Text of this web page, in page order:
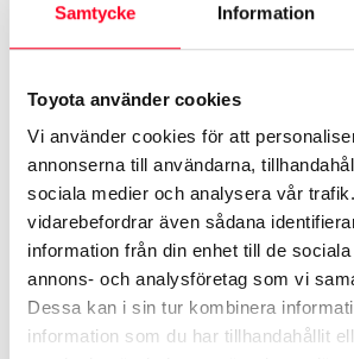
Samtycke Information
Toyota använder cookies
Vi använder cookies för att
annonserna till användarna,
sociala medier och analysera vår
vidarebefordrar även sådana
information från din enhet till de
annons- och analysföretag som vi
Dessa kan i sin tur kombinera
information som du har tillhandahållit
Mer om Proace City Electric
Se specifikationer ›
Kampanj på Proace City Electric ›
Begagnade Proace City Electric ›
Se transportbilar ›
Se mer på Toyota.se